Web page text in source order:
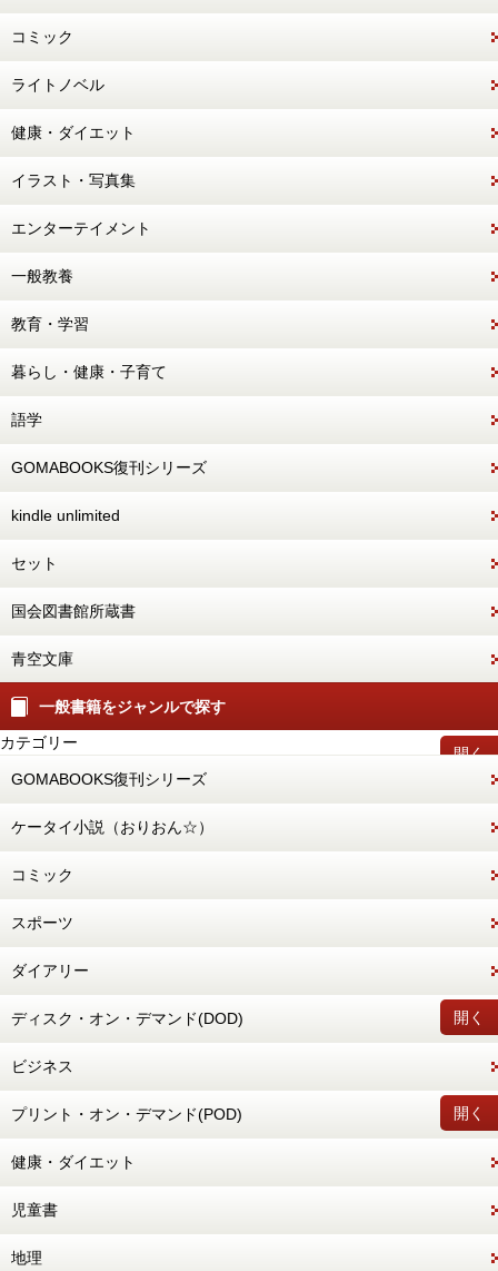
コミック
ライトノベル
健康・ダイエット
イラスト・写真集
エンターテイメント
一般教養
教育・学習
暮らし・健康・子育て
語学
GOMABOOKS復刊シリーズ
kindle unlimited
セット
国会図書館所蔵書
青空文庫
一般書籍をジャンルで探す
開く
カテゴリー
GOMABOOKS復刊シリーズ
ケータイ小説（おりおん☆）
コミック
スポーツ
ダイアリー
開く
ディスク・オン・デマンド(DOD)
ビジネス
開く
プリント・オン・デマンド(POD)
健康・ダイエット
児童書
地理